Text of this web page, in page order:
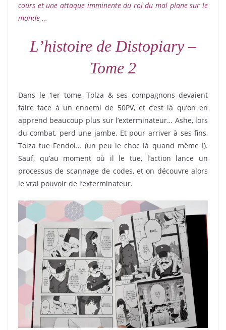
cours et une attaque imminente du roi du mal plane sur le
monde …
L’histoire de Distopiary –
Tome 2
Dans le 1er tome, Tolza & ses compagnons devaient
faire face à un ennemi de 50PV, et c’est là qu’on en
apprend beaucoup plus sur l’exterminateur… Ashe, lors
du combat, perd une jambe. Et pour arriver à ses fins,
Tolza tue Fendol… (un peu le choc là quand même !).
Sauf, qu’au moment où il le tue, l’action lance un
processus de scannage de codes, et on découvre alors
le vrai pouvoir de l’exterminateur.